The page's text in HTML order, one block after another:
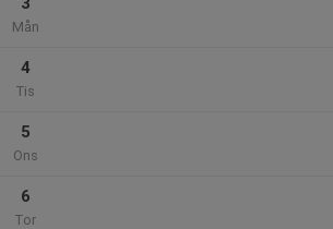
Mån
4
Tis
5
Ons
6
Tor